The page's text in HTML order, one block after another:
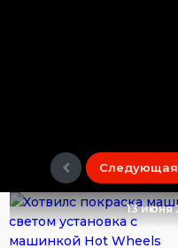
Следующая
13 июня